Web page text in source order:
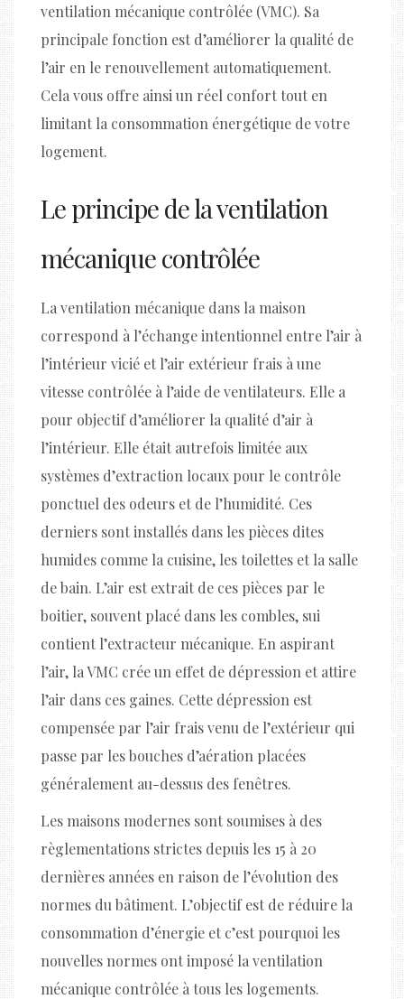
ventilation mécanique contrôlée (VMC). Sa
principale fonction est d’améliorer la qualité de
l’air en le renouvellement automatiquement.
Cela vous offre ainsi un réel confort tout en
limitant la consommation énergétique de votre
logement.
Le principe de la ventilation
mécanique contrôlée
La ventilation mécanique dans la maison
correspond à l’échange intentionnel entre l’air à
l’intérieur vicié et l’air extérieur frais à une
vitesse contrôlée à l’aide de ventilateurs. Elle a
pour objectif d’améliorer la qualité d’air à
l’intérieur. Elle était autrefois limitée aux
systèmes d’extraction locaux pour le contrôle
ponctuel des odeurs et de l’humidité. Ces
derniers sont installés dans les pièces dites
humides comme la cuisine, les toilettes et la salle
de bain. L’air est extrait de ces pièces par le
boitier, souvent placé dans les combles, sui
contient l’extracteur mécanique. En aspirant
l’air, la VMC crée un effet de dépression et attire
l’air dans ces gaines. Cette dépression est
compensée par l’air frais venu de l’extérieur qui
passe par les bouches d’aération placées
généralement au-dessus des fenêtres.
Les maisons modernes sont soumises à des
règlementations strictes depuis les 15 à 20
dernières années en raison de l’évolution des
normes du bâtiment. L’objectif est de réduire la
consommation d’énergie et c’est pourquoi les
nouvelles normes ont imposé la ventilation
mécanique contrôlée à tous les logements.